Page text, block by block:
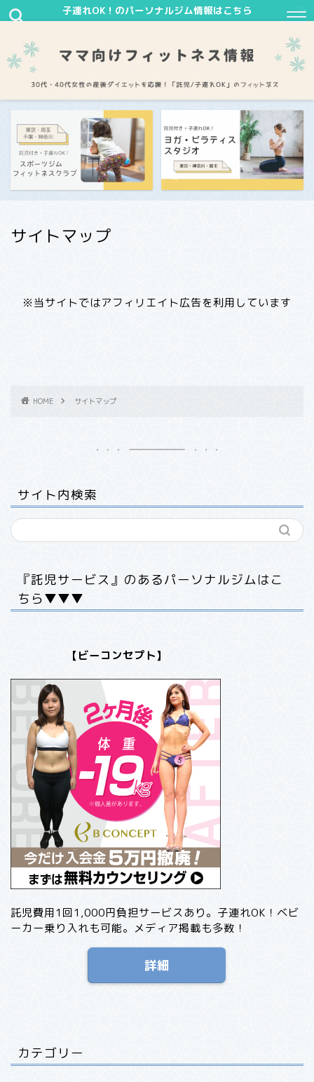
子連れOK！のパーソナルジム情報はこちら
サイトマップ
※当サイトではアフィリエイト広告を利用しています
HOME サイトマップ
サイト内検索
『託児サービス』のあるパーソナルジムはこ
ちら▼▼▼
【ビーコンセプト】
託児費用1回1,000円負担サービスあり。子連れOK！ベビ
ーカー乗り入れも可能。メディア掲載も多数！
詳細
カテゴリー